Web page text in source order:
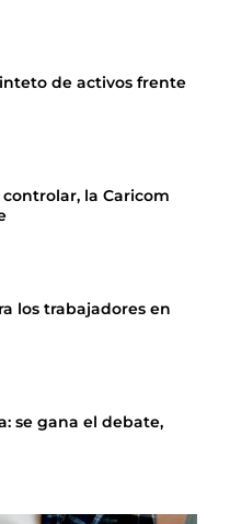
de activos frente
la Caricom
los trabajadores en
se gana el debate,